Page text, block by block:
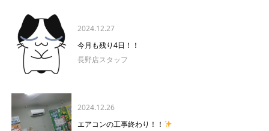
2024.12.27
今月も残り4日！！
長野店スタッフ
2024.12.26
エアコンの工事終わり！！